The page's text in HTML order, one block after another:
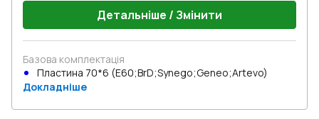
Детальніше / Змінити
Базова комплектація
Пластина 70*6 (E60;BrD;Synego;Geneo;Artevo)
Докладніше